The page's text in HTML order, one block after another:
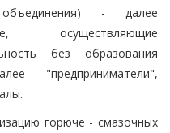
объединения) - далее
осуществляющие
без образования
"предприниматели",
горюче - смазочных